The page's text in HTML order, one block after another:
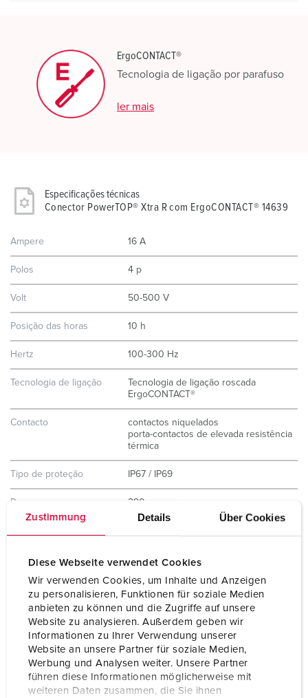
Zustimmung Details Über Cookies
Diese Webseite verwendet Cookies
Wir verwenden Cookies, um Inhalte und Anzeigen
zu personalisieren, Funktionen für soziale Medien
anbieten zu können und die Zugriffe auf unsere
Website zu analysieren. Außerdem geben wir
Informationen zu Ihrer Verwendung unserer
Website an unsere Partner für soziale Medien,
Werbung und Analysen weiter. Unsere Partner
führen diese Informationen möglicherweise mit
weiteren Daten zusammen, die Sie ihnen
ErgoCONTACT®
Tecnologia de ligação por parafuso
ler mais
Especificações técnicas
Conector PowerTOP® Xtra R com ErgoCONTACT® 14639
Ampere 16 A
Polos 4 p
Volt 50-500 V
Posição das horas 10 h
Hertz 100-300 Hz
Tecnologia de ligação
Tecnologia de ligação roscada
ErgoCONTACT®
Contacto
contactos niquelados
porta-contactos de elevada resistência
térmica
Tipo de proteção IP67 / IP69
Peso 290 g